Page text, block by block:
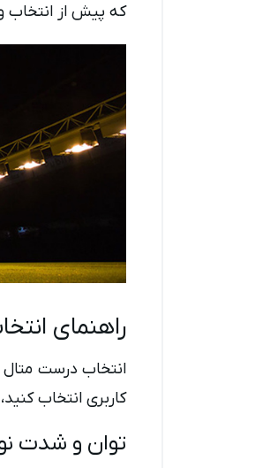
که پیش از انتخاب و
راهنمای
انتخاب درست متال
کاربری انتخاب
توان و شدت